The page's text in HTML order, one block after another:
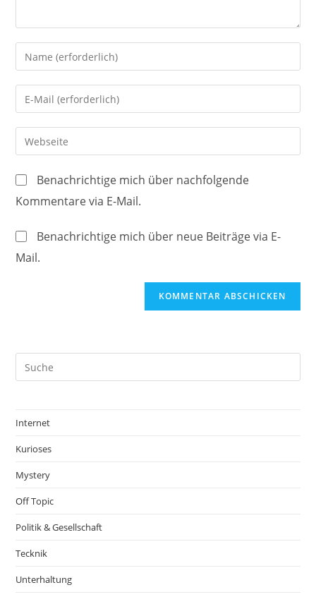
Gib
deinen
Namen
oder
Benutzernamen
zum
ein
Gib
deine
E-
Mail-
zum
Kommentieren
Gib
deine
Website-
URL
ein
Benachrichtige mich über nachfolgende
Kommentare via E-Mail.
Benachrichtige mich über neue Beiträge via E-
Mail.
Internet
Kurioses
Mystery
Off Topic
Politik & Gesellschaft
Tecknik
Unterhaltung